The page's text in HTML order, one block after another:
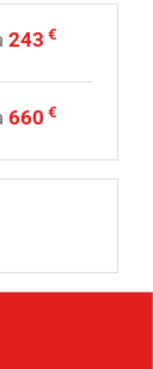
243 €
660 €